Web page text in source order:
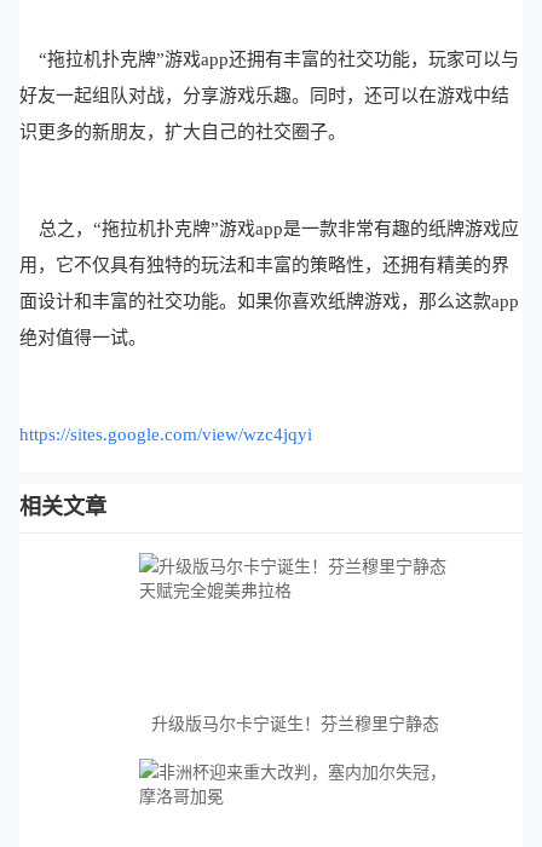
“拖拉机扑克牌”游戏app还拥有丰富的社交功能，玩家可以与
好友一起组队对战，分享游戏乐趣。同时，还可以在游戏中结
识更多的新朋友，扩大自己的社交圈子。
总之，“拖拉机扑克牌”游戏app是一款非常有趣的纸牌游戏应
用，它不仅具有独特的玩法和丰富的策略性，还拥有精美的界
面设计和丰富的社交功能。如果你喜欢纸牌游戏，那么这款app
绝对值得一试。
https://sites.google.com/view/wzc4jqyi
相关文章
升级版马尔卡宁诞生！芬兰穆里宁静态